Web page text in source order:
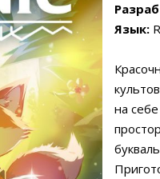
Язык:
на